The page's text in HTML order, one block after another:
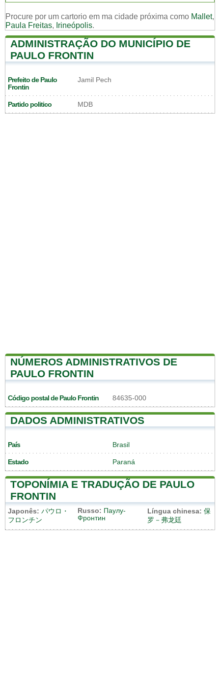
Procure por um cartorio em ma cidade próxima como Mallet,
Paula Freitas, Irineópolis.
ADMINISTRAÇÃO DO MUNICÍPIO DE
PAULO FRONTIN
Prefeito de Paulo
Frontin
Jamil Pech
Partido politico MDB
NÚMEROS ADMINISTRATIVOS DE
PAULO FRONTIN
Código postal de Paulo Frontin 84635-000
DADOS ADMINISTRATIVOS
País Brasil
Estado Paraná
TOPONÍMIA E TRADUÇÃO DE PAULO
FRONTIN
Japonês: パウロ・
フロンチン
Russo: Паулу-
Фронтин
Língua chinesa: 保
罗－弗龙廷